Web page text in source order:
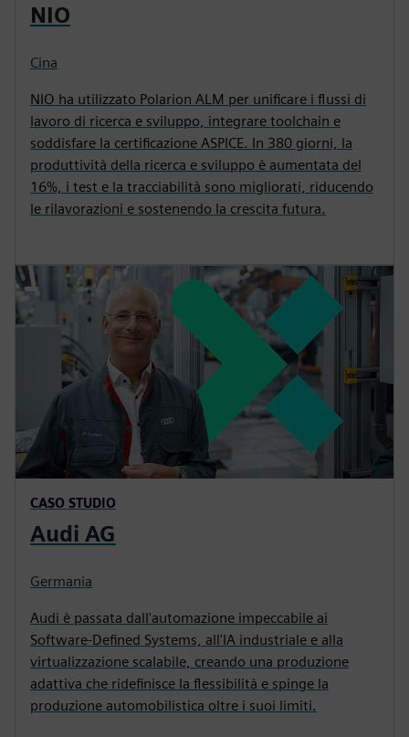
NIO
Cina
NIO ha utilizzato Polarion ALM per unificare i flussi di
lavoro di ricerca e sviluppo, integrare toolchain e
soddisfare la certificazione ASPICE. In 380 giorni, la
produttività della ricerca e sviluppo è aumentata del
16%, i test e la tracciabilità sono migliorati, riducendo
le rilavorazioni e sostenendo la crescita futura.
CASO STUDIO
Audi AG
Germania
Audi è passata dall'automazione impeccabile ai
Software-Defined Systems, all'IA industriale e alla
virtualizzazione scalabile, creando una produzione
adattiva che ridefinisce la flessibilità e spinge la
produzione automobilistica oltre i suoi limiti.